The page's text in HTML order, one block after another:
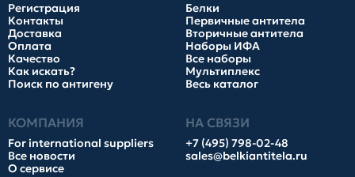
Регистрация
Контакты
Доставка
Оплата
Качество
Как искать?
Поиск по антигену
Белки
Первичные антитела
Вторичные антитела
Наборы ИФА
Все наборы
Мультиплекс
Весь каталог
КОМПАНИЯ
For international suppliers
Все новости
О сервисе
НА СВЯЗИ
+7 (495) 798-02-48
sales@belkiantitela.ru